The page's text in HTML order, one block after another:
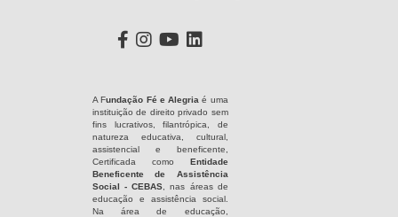
A Fundação Fé e Alegria é uma
instituição de direito privado sem
fins lucrativos, filantrópica, de
natureza educativa, cultural,
assistencial e beneficente,
Certificada como Entidade
Beneficente de Assistência
Social - CEBAS , nas áreas de
educação e assistência social.
Na área de educação,